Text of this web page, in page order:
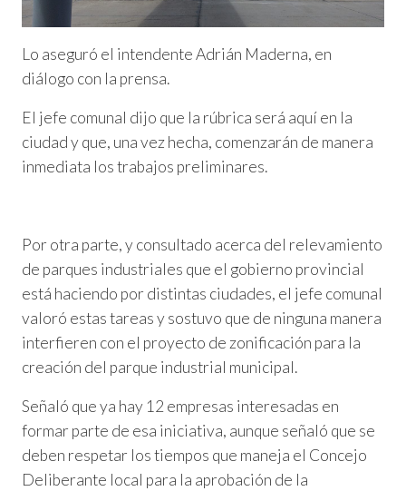
Lo aseguró el intendente Adrián Maderna, en
diálogo con la prensa.
El jefe comunal dijo que la rúbrica será aquí en la
ciudad y que, una vez hecha, comenzarán de manera
inmediata los trabajos preliminares.
Por otra parte, y consultado acerca del relevamiento
de parques industriales que el gobierno provincial
está haciendo por distintas ciudades, el jefe comunal
valoró estas tareas y sostuvo que de ninguna manera
interfieren con el proyecto de zonificación para la
creación del parque industrial municipal.
Señaló que ya hay 12 empresas interesadas en
formar parte de esa iniciativa, aunque señaló que se
deben respetar los tiempos que maneja el Concejo
Deliberante local para la aprobación de la